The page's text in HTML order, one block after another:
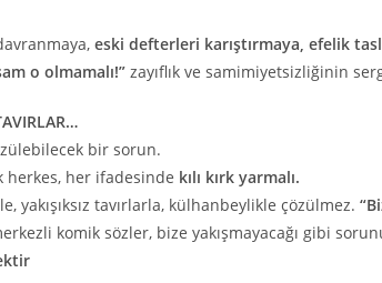
eski defterleri karıştırmaya, efelik
o olmamalı!” zayıflık ve samimiyetsizliğinin
bir sorun.
herkes, her ifadesinde kılı kırk yarmalı.
yakışıksız tavırlarla, külhanbeylikle çözülmez.
komik sözler, bize yakışmayacağı gibi